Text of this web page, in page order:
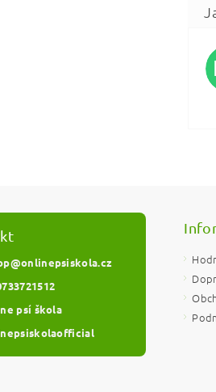
@onlinepsiskola.cz
psí škola